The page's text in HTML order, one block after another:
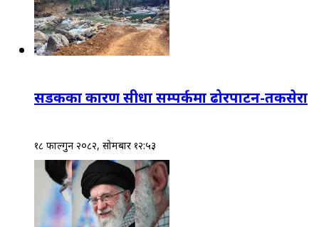
सडकका कारण सीधा सम्पर्कमा ढोरपाटन-तकसेरा
१८ फाल्गुन २०८२, सोमबार १२:५३